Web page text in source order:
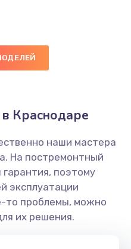
платы
динамика
Краснодаре
наши мастера
На постремонтный
поэтому
эксплуатации
то проблемы, можно
их решения.